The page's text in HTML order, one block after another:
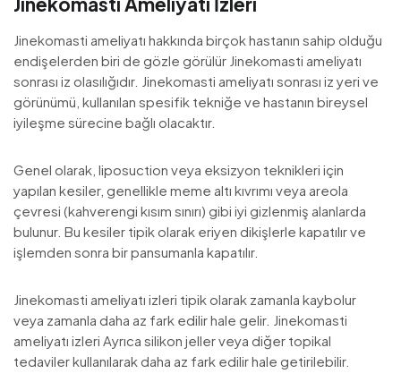
Jinekomasti ameliyatı hakkında birçok hastanın sahip olduğu
endişelerden biri de gözle görülür Jinekomasti ameliyatı
sonrası iz olasılığıdır. Jinekomasti ameliyatı sonrası iz yeri ve
görünümü, kullanılan spesifik tekniğe ve hastanın bireysel
iyileşme sürecine bağlı olacaktır.
Genel olarak, liposuction veya eksizyon teknikleri için
yapılan kesiler, genellikle meme altı kıvrımı veya areola
çevresi (kahverengi kısım sınırı) gibi iyi gizlenmiş alanlarda
bulunur. Bu kesiler tipik olarak eriyen dikişlerle kapatılır ve
işlemden sonra bir pansumanla kapatılır.
Jinekomasti ameliyatı izleri tipik olarak zamanla kaybolur
veya zamanla daha az fark edilir hale gelir. Jinekomasti
ameliyatı izleri Ayrıca silikon jeller veya diğer topikal
tedaviler kullanılarak daha az fark edilir hale getirilebilir.